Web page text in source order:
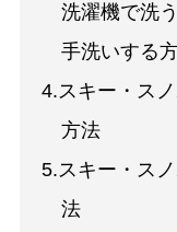
洗濯機で洗
手洗いする
4.スキー・ス
方法
5.スキー・ス
法